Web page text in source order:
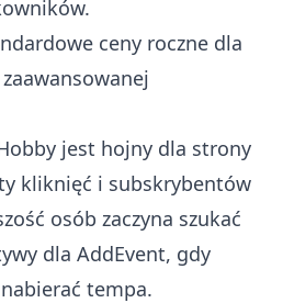
ceny roczne dla
jest hojny dla strony
kliknięć i subskrybentów
osób zaczyna szukać
dla AddEvent, gdy
tempa.